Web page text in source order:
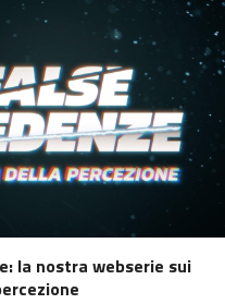
la nostra webserie sui